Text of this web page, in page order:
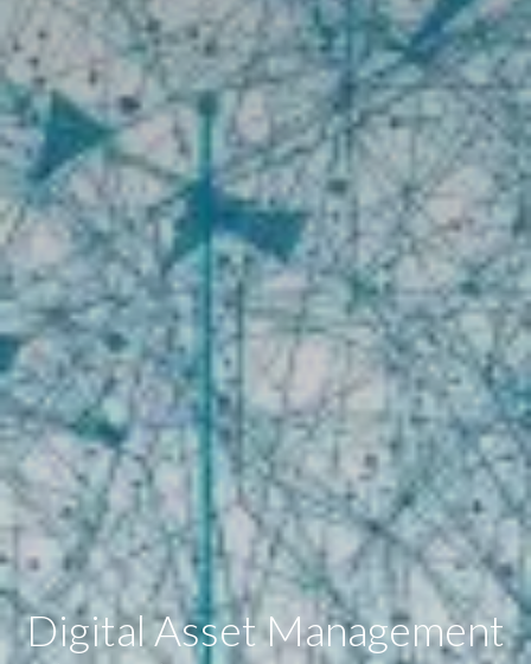
Digital Asset Management